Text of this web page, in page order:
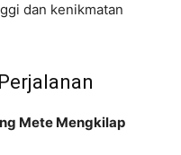
dan kenikmatan
Mete Mengkilap